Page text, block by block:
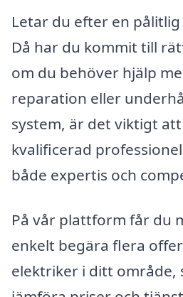
Letar du efter en
Då har du kommit till
om du behöver hjälp
reparation eller
system, är det viktigt
kvalificerad
både expertis och
På vår plattform får du
enkelt begära flera
elektriker i ditt område,